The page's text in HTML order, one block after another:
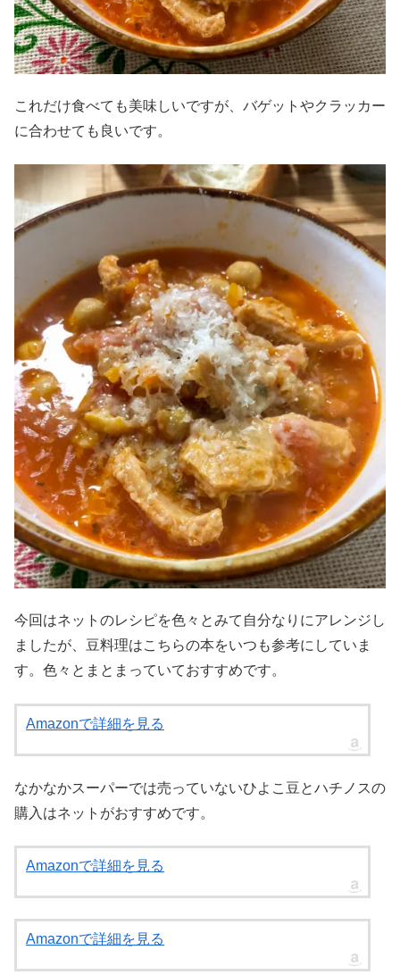
これだけ食べても美味しいですが、バゲットやクラッカー
に合わせても良いです。
今回はネットのレシピを色々とみて自分なりにアレンジし
ましたが、豆料理はこちらの本をいつも参考にしていま
す。色々とまとまっていておすすめです。
Amazonで詳細を見る
なかなかスーパーでは売っていないひよこ豆とハチノスの
購入はネットがおすすめです。
Amazonで詳細を見る
Amazonで詳細を見る